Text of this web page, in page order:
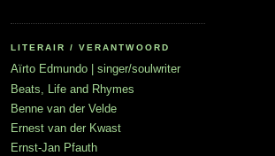
LITERAIR / VERANTWOORD
Aïrto Edmundo | singer/soulwriter
Beats, Life and Rhymes
Benne van der Velde
Ernest van der Kwast
Ernst-Jan Pfauth